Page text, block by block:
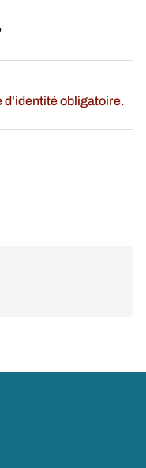
d'identité obligatoire.